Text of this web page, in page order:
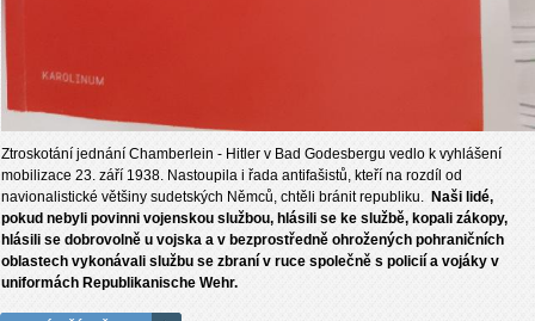
Ztroskotání jednání Chamberlein - Hitler v Bad Godesbergu vedlo k vyhlášení
mobilizace 23. září 1938. Nastoupila i řada antifašistů, kteří na rozdíl od
navionalistické většiny sudetských Němců, chtěli bránit republiku. Naši lidé,
pokud nebyli povinni vojenskou službou, hlásili se ke službě, kopali zákopy,
hlásili se dobrovolně u vojska a v bezprostředně ohrožených pohraničních
oblastech vykonávali službu se zbraní v ruce společně s policií a vojáky v
uniformách Republikanische Wehr.